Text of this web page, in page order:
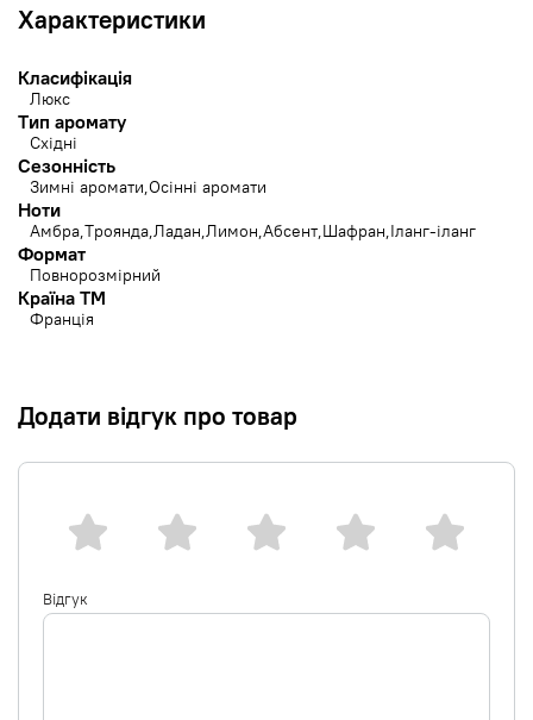
Характеристики
Класифікація
Люкс
Тип аромату
Східні
Сезонність
Зимні аромати Осінні аромати
Ноти
Амбра Троянда Ладан Лимон Абсент Шафран Іланг-іланг
Формат
Повнорозмірний
Країна ТМ
Франція
Додати відгук про товар
Відгук